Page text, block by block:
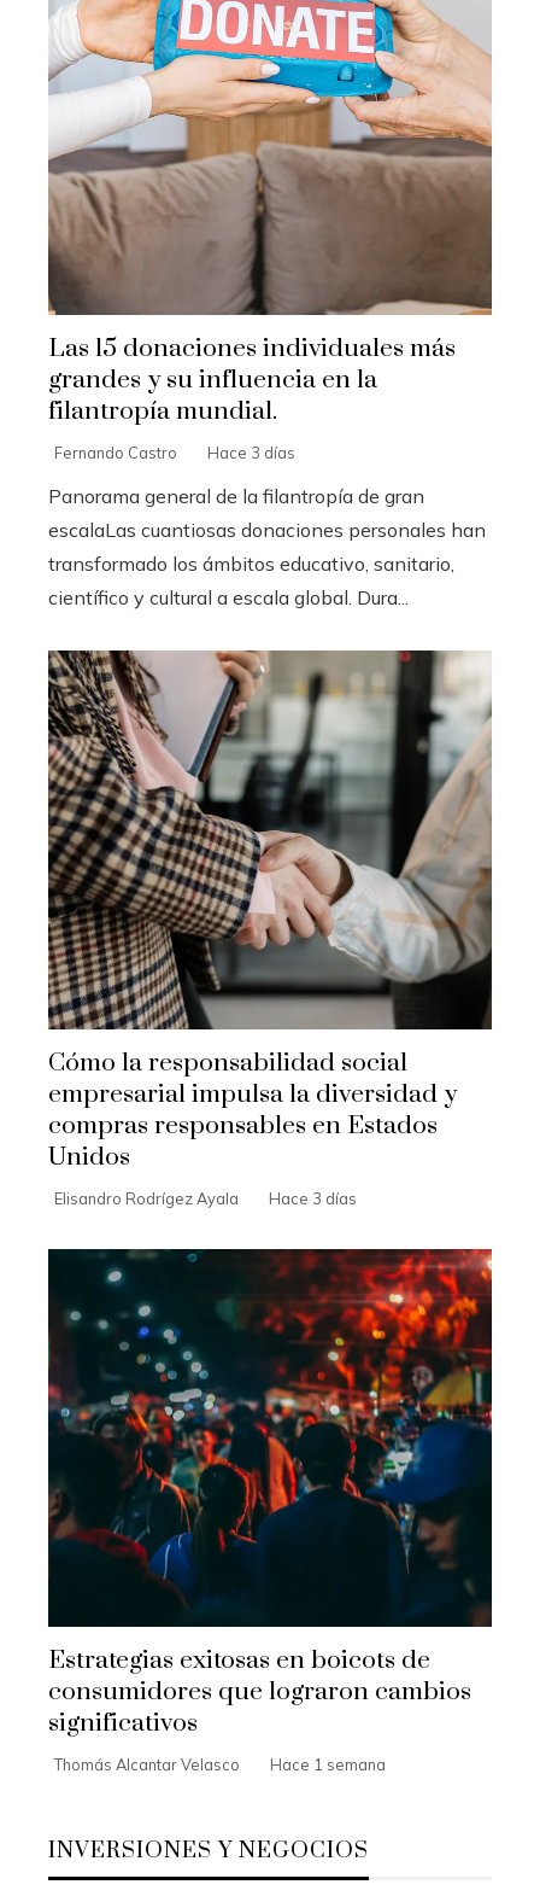
Las 15 donaciones individuales más
grandes y su influencia en la
filantropía mundial.
Fernando Castro Hace 3 días
Panorama general de la filantropía de gran
escalaLas cuantiosas donaciones personales han
transformado los ámbitos educativo, sanitario,
científico y cultural a escala global. Dura...
Cómo la responsabilidad social
empresarial impulsa la diversidad y
compras responsables en Estados
Unidos
Elisandro Rodrígez Ayala Hace 3 días
Estrategias exitosas en boicots de
consumidores que lograron cambios
significativos
Thomás Alcantar Velasco Hace 1 semana
INVERSIONES Y NEGOCIOS